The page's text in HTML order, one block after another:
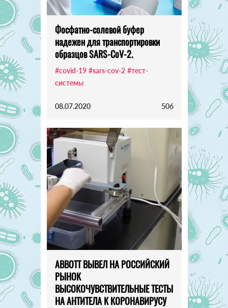
Фосфатно-солевой буфер
надежен для транспортировки
образцов SARS-CoV-2.
#covid-19 #sars-cov-2 #тест-
системы
08.07.2020 506
ABBOTT ВЫВЕЛ НА РОССИЙСКИЙ
РЫНОК
ВЫСОКОЧУВСТВИТЕЛЬНЫЕ ТЕСТЫ
НА АНТИТЕЛА К КОРОНАВИРУСУ